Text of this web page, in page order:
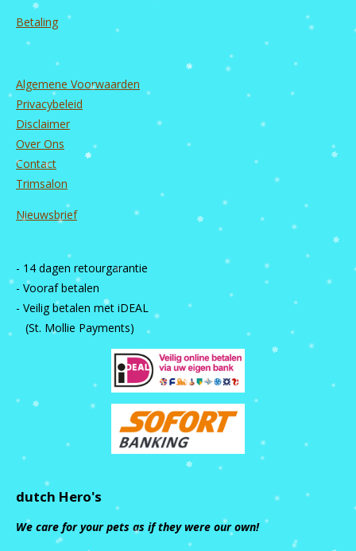
Betaling
Algemene Voorwaarden
Privacybeleid
Disclaimer
Over Ons
Contact
Trimsalon
Nieuwsbrief
- 14 dagen retourgarantie
- Vooraf betalen
- Veilig betalen met iDEAL
(St. Mollie Payments)
dutch Hero's
We care for your pets as if they were our own!